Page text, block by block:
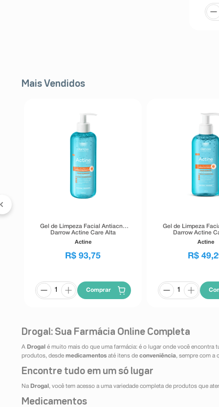
Mais Vendidos
Gel de Limpeza Facial Antiacne
Darrow Actine Care Alta
Tolerância 400g
Actine
R$ 93,75
Comprar
Gel de Limpeza
Darrow Actine
Tolerância
Actine
R$ 49,
Drogal: Sua Farmácia Online Completa
A Drogal é muito mais do que uma farmácia: é o lugar onde você encontra
produtos, desde medicamentos até itens de conveniência, sempre com a
Encontre tudo em um só lugar
Na Drogal , você tem acesso a uma variedade completa de produtos que
Medicamentos